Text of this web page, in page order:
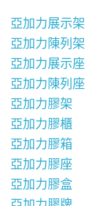
亞加力展示架
亞加力陳列架
亞加力展示座
亞加力陳列座
亞加力膠架
亞加力膠櫃
亞加力膠箱
亞加力膠座
亞加力膠盒